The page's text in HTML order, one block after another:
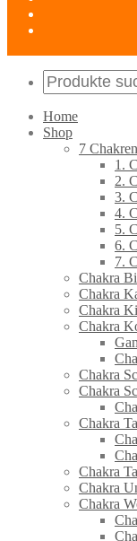
Home
Shop
7 Chakren
1.
2.
3.
4.
5.
6.
7.
Chakra
Chakra
Chakra
Chakra
Chakra
Chakra
Chakra
Chakra
Chakra
Chakra